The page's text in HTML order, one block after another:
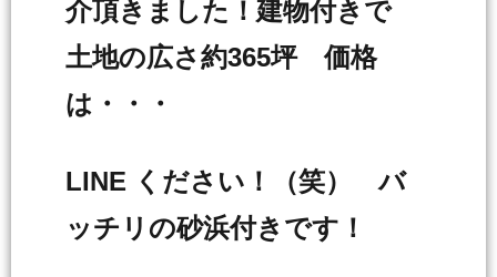
介頂きました！建物付きで
土地の広さ約365坪 価格
は・・・
LINE ください！（笑） バ
ッチリの砂浜付きです！